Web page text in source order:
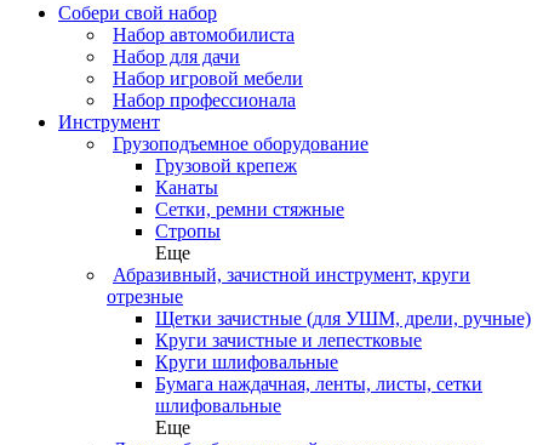
Собери свой набор
Набор автомобилиста
Набор для дачи
Набор игровой мебели
Набор профессионала
Инструмент
Грузоподъемное оборудование
Грузовой крепеж
Канаты
Сетки, ремни стяжные
Стропы
Еще
Абразивный, зачистной инструмент, круги
отрезные
Щетки зачистные (для УШМ, дрели, ручные)
Круги зачистные и лепестковые
Круги шлифовальные
Бумага наждачная, ленты, листы, сетки
шлифовальные
Еще